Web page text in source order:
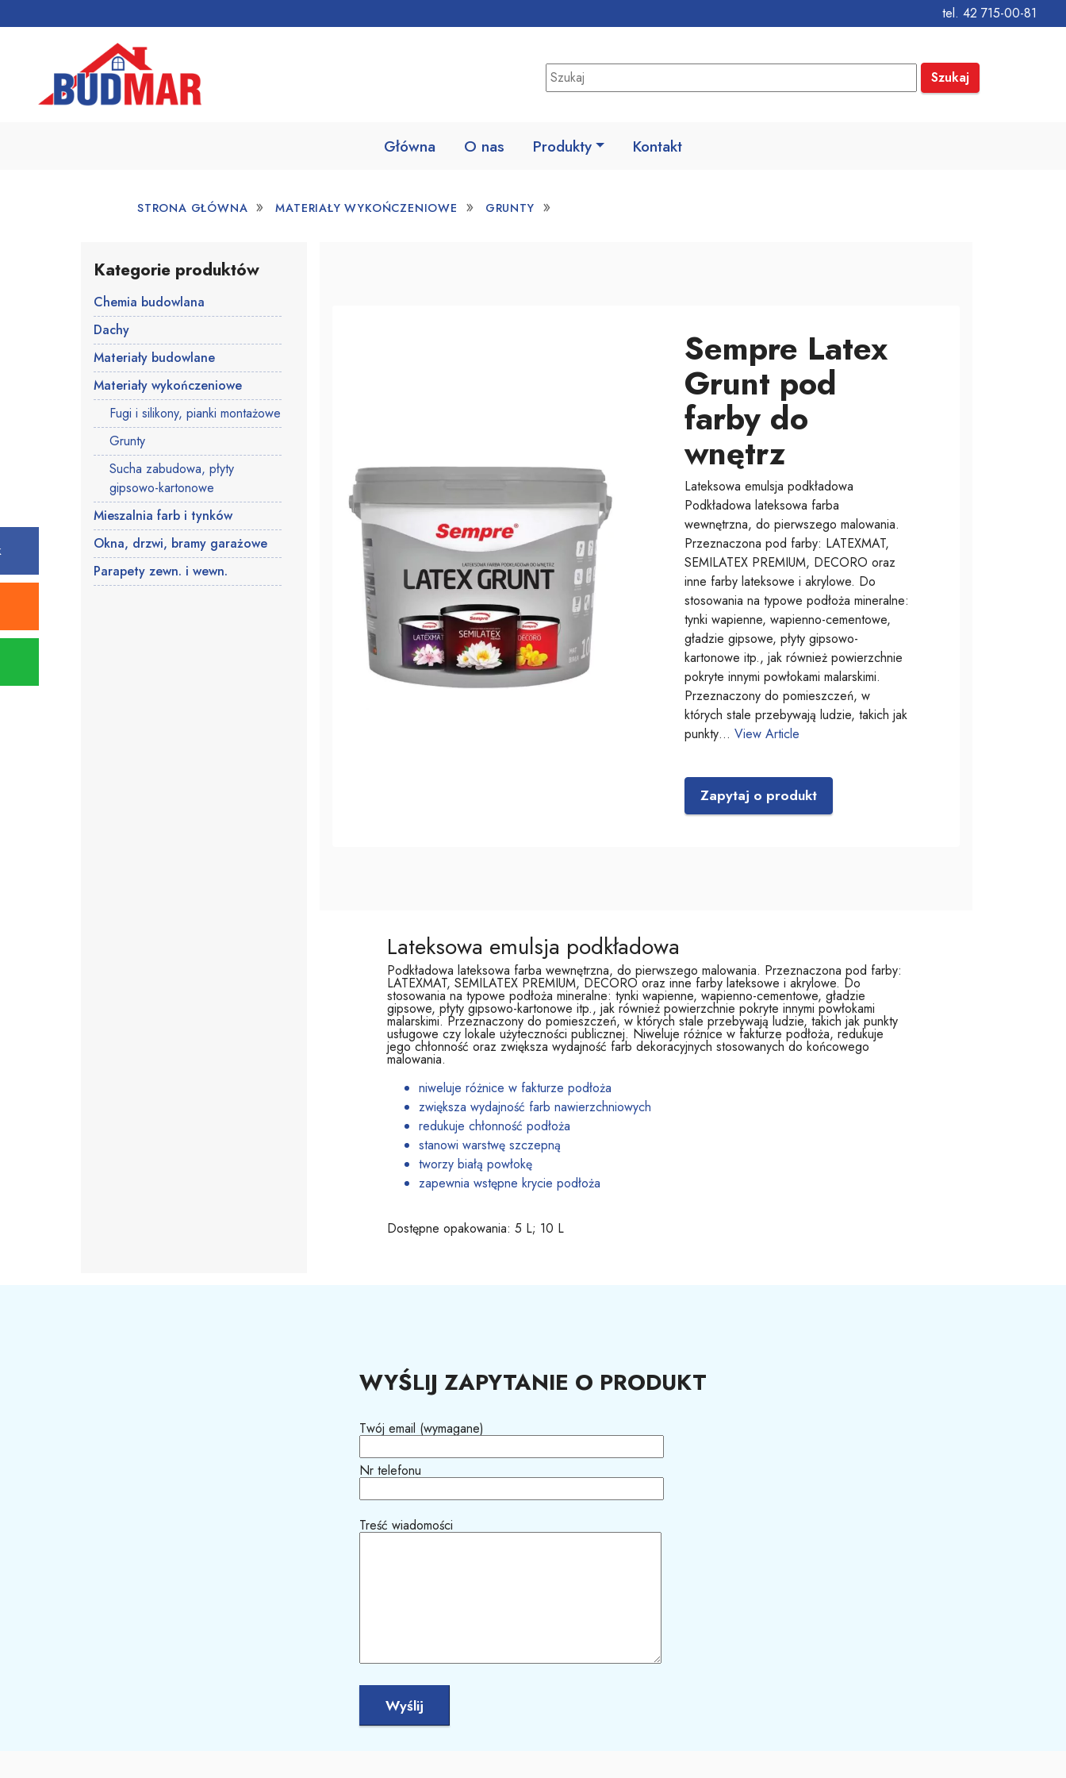
tel. 42 715-00-81
Szukaj
Główna O nas Produkty Kontakt
STRONA GŁÓWNA » MATERIAŁY WYKOŃCZENIOWE » GRUNTY »
Kategorie produktów
Chemia budowlana
Dachy
Materiały budowlane
Materiały wykończeniowe
Fugi i silikony, pianki montażowe
Grunty
Sucha zabudowa, płyty
gipsowo-kartonowe
Mieszalnia farb i tynków
Okna, drzwi, bramy garażowe
Parapety zewn. i wewn.
Sempre Latex
Grunt pod
farby do
wnętrz
Lateksowa emulsja podkładowa
Podkładowa lateksowa farba
wewnętrzna, do pierwszego malowania.
Przeznaczona pod farby: LATEXMAT,
SEMILATEX PREMIUM, DECORO oraz
inne farby lateksowe i akrylowe. Do
stosowania na typowe podłoża mineralne:
tynki wapienne, wapienno-cementowe,
gładzie gipsowe, płyty gipsowo-
kartonowe itp., jak również powierzchnie
pokryte innymi powłokami malarskimi.
Przeznaczony do pomieszczeń, w
których stale przebywają ludzie, takich jak
punkty… View Article
Zapytaj o produkt
Lateksowa emulsja podkładowa
Podkładowa lateksowa farba wewnętrzna, do pierwszego malowania. Przeznaczona pod farby:
LATEXMAT, SEMILATEX PREMIUM, DECORO oraz inne farby lateksowe i akrylowe. Do
stosowania na typowe podłoża mineralne: tynki wapienne, wapienno-cementowe, gładzie
gipsowe, płyty gipsowo-kartonowe itp., jak również powierzchnie pokryte innymi powłokami
malarskimi. Przeznaczony do pomieszczeń, w których stale przebywają ludzie, takich jak punkty
usługowe czy lokale użyteczności publicznej. Niweluje różnice w fakturze podłoża, redukuje
jego chłonność oraz zwiększa wydajność farb dekoracyjnych stosowanych do końcowego
malowania.
niweluje różnice w fakturze podłoża
zwiększa wydajność farb nawierzchniowych
redukuje chłonność podłoża
stanowi warstwę szczepną
tworzy białą powłokę
zapewnia wstępne krycie podłoża
Dostępne opakowania: 5 L; 10 L
WYŚLIJ ZAPYTANIE O PRODUKT
Twój email (wymagane)
Nr telefonu
Treść wiadomości